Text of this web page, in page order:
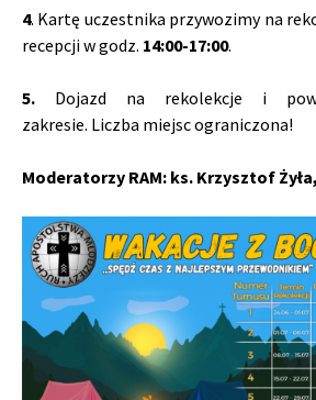
4. Kartę uczestnika przywozimy na
recepcji w godz. 14:00-17:00.
5. Dojazd na rekolekcje i
zakresie. Liczba miejsc ograniczona!
Moderatorzy RAM: ks. Krzysztof